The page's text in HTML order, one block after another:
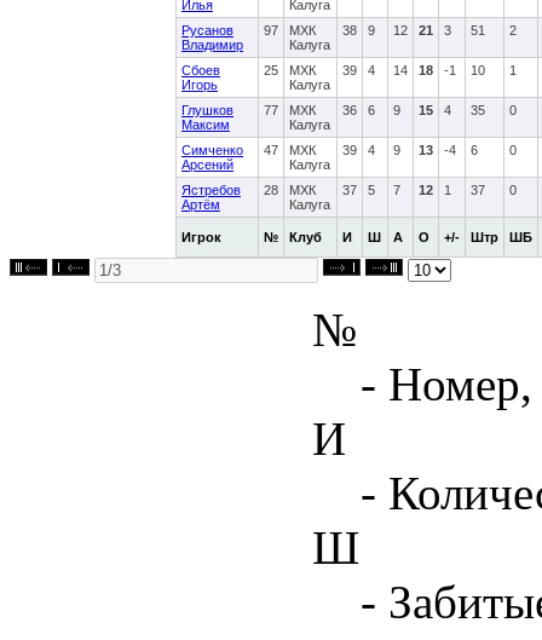
Игрок № Клуб И Ш А О +/- Штр ШБ
Илья
Калуга
Русанов
Владимир
97
МХК
Калуга
38 9 12 21 3 51 2
Сбоев
Игорь
25
МХК
Калуга
39 4 14 18 -1 10 1
Глушков
Максим
77
МХК
Калуга
36 6 9 15 4 35 0
Симченко
Арсений
47
МХК
Калуга
39 4 9 13 -4 6 0
Ястребов
Артём
28
МХК
Калуга
37 5 7 12 1 37 0
№
- Номер,
И
-
Ш
-